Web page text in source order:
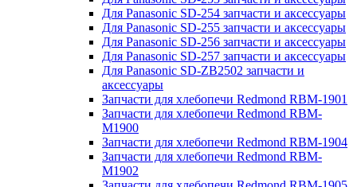
Для Panasonic SD-254 запчасти и аксессуары
Для Panasonic SD-255 запчасти и аксессуары
Для Panasonic SD-256 запчасти и аксессуары
Для Panasonic SD-257 запчасти и аксессуары
Для Panasonic SD-ZB2502 запчасти и
аксессуары
Запчасти для хлебопечи Redmond RBM-1901
Запчасти для хлебопечи Redmond RBM-
M1900
Запчасти для хлебопечи Redmond RBM-1904
Запчасти для хлебопечи Redmond RBM-
M1902